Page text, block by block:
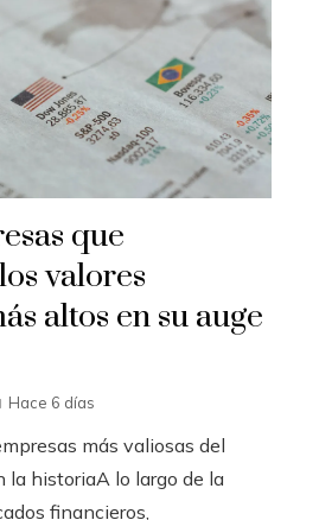
que
valores
altos en su auge
Hace 6 días
más valiosas del
la historiaA lo largo de la
financieros,